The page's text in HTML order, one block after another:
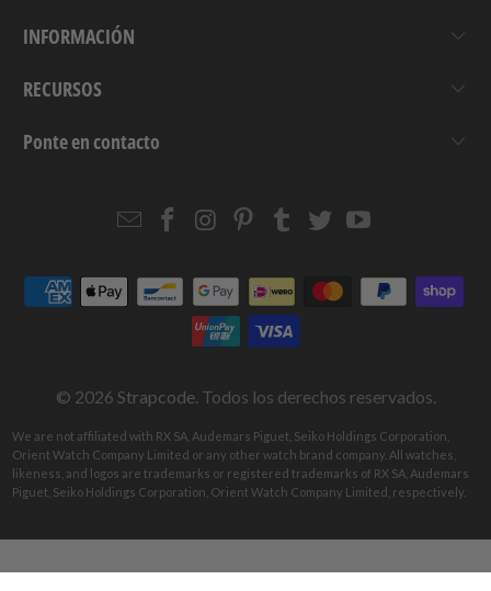
INFORMACIÓN
RECURSOS
Ponte en contacto
EmailStrapcode
Facebook
Strapcode
Instagram
Strapcode
Pinterest
Strapcode
Tumblr
Strapcode
TwitterYouTube
© 2026 Strapcode. Todos los derechos reservados.
We are not affiliated with RX SA, Audemars Piguet, Seiko Holdings Corporation,
Orient Watch Company Limited or any other watch brand company. All watches,
likeness, and logos are trademarks or registered trademarks of RX SA, Audemars
Piguet, Seiko Holdings Corporation, Orient Watch Company Limited, respectively.